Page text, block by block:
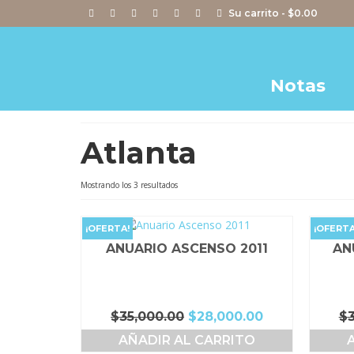
Su carrito - $0.00
Notas
Atlanta
Mostrando los 3 resultadosOrdenado
¡OFERTA!
ANUARIO ASCENSO 2011
$35,000.00 El
precio
original
$28,000.00El
precio
AÑADIR AL CARRITO
$